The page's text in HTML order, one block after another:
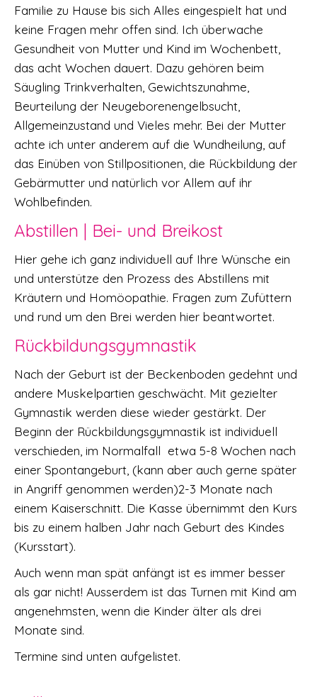
Familie zu Hause bis sich Alles eingespielt hat und
keine Fragen mehr offen sind. Ich überwache
Gesundheit von Mutter und Kind im Wochenbett,
das acht Wochen dauert. Dazu gehören beim
Säugling Trinkverhalten, Gewichtszunahme,
Beurteilung der Neugeborenengelbsucht,
Allgemeinzustand und Vieles mehr. Bei der Mutter
achte ich unter anderem auf die Wundheilung, auf
das Einüben von Stillpositionen, die Rückbildung der
Gebärmutter und natürlich vor Allem auf ihr
Wohlbefinden.
Abstillen | Bei- und Breikost
Hier gehe ich ganz individuell auf Ihre Wünsche ein
und unterstütze den Prozess des Abstillens mit
Kräutern und Homöopathie. Fragen zum Zufüttern
und rund um den Brei werden hier beantwortet.
Rückbildungsgymnastik
Nach der Geburt ist der Beckenboden gedehnt und
andere Muskelpartien geschwächt. Mit gezielter
Gymnastik werden diese wieder gestärkt. Der
Beginn der Rückbildungsgymnastik ist individuell
verschieden, im Normalfall etwa 5-8 Wochen nach
einer Spontangeburt, (kann aber auch gerne später
in Angriff genommen werden)2-3 Monate nach
einem Kaiserschnitt. Die Kasse übernimmt den Kurs
bis zu einem halben Jahr nach Geburt des Kindes
(Kursstart).
Auch wenn man spät anfängt ist es immer besser
als gar nicht! Ausserdem ist das Turnen mit Kind am
angenehmsten, wenn die Kinder älter als drei
Monate sind.
Termine sind unten aufgelistet.